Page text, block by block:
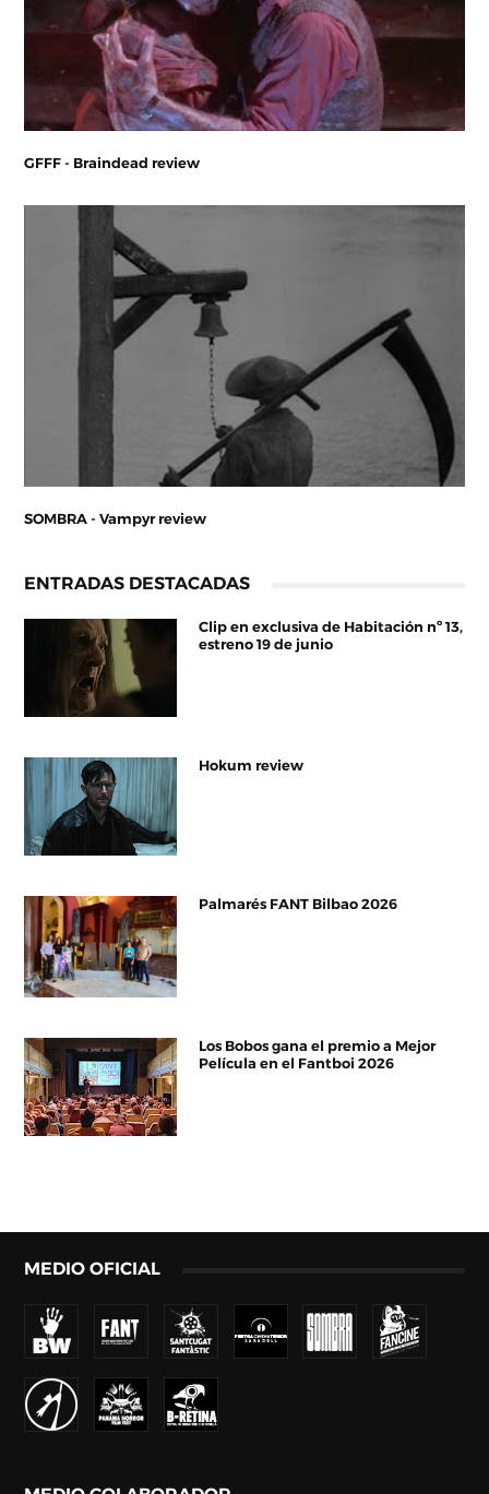
GFFF - Braindead review
SOMBRA - Vampyr review
ENTRADAS DESTACADAS
Clip en exclusiva de Habitación nº 13,
estreno 19 de junio
Hokum review
Palmarés FANT Bilbao 2026
Los Bobos gana el premio a Mejor
Película en el Fantboi 2026
MEDIO OFICIAL